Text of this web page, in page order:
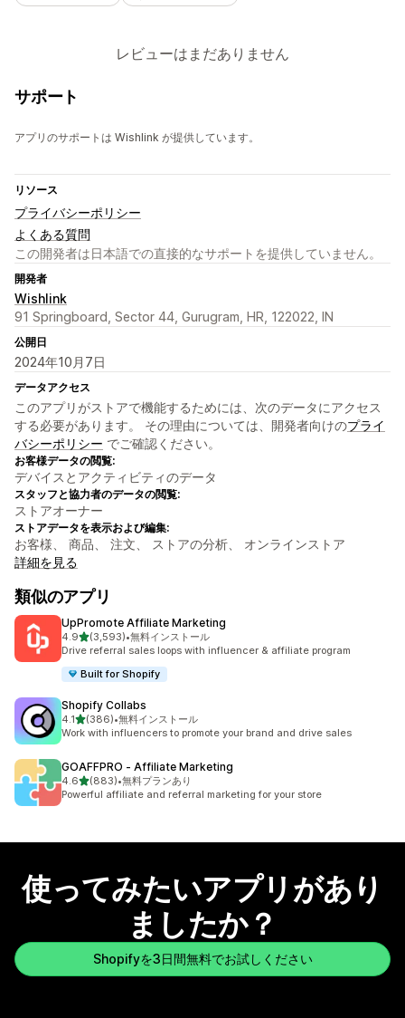
レビューはまだありません
サポート
アプリのサポートは Wishlink が提供しています。
リソース
プライバシーポリシー
よくある質問
この開発者は日本語での直接的なサポートを提供していません。
開発者
Wishlink
91 Springboard, Sector 44, Gurugram, HR, 122022, IN
公開日
2024年10月7日
データアクセス
このアプリがストアで機能するためには、次のデータにアクセス
する必要があります。 その理由については、開発者向けのプライ
バシーポリシー でご確認ください。
お客様データの閲覧:
デバイスとアクティビティのデータ
スタッフと協力者のデータの閲覧:
ストアオーナー
ストアデータを表示および編集:
お客様、 商品、 注文、 ストアの分析、 オンラインストア
詳細を見る
類似のアプリ
UpPromote Affiliate Marketing
4.95つ星中
(3,593)
合計レビュー数：3593件
•無料インストール
Drive referral sales loops with influencer & affiliate program
Built for Shopify
Shopify Collabs
4.15つ星中
(386)
合計レビュー数：386件
•無料インストール
Work with influencers to promote your brand and drive sales
GOAFFPRO ‑ Affiliate Marketing
4.65つ星中
(883)
合計レビュー数：883件
•無料プランあり
Powerful affiliate and referral marketing for your store
使ってみたいアプリがあり
ましたか？
Shopifyを3日間無料でお試しください